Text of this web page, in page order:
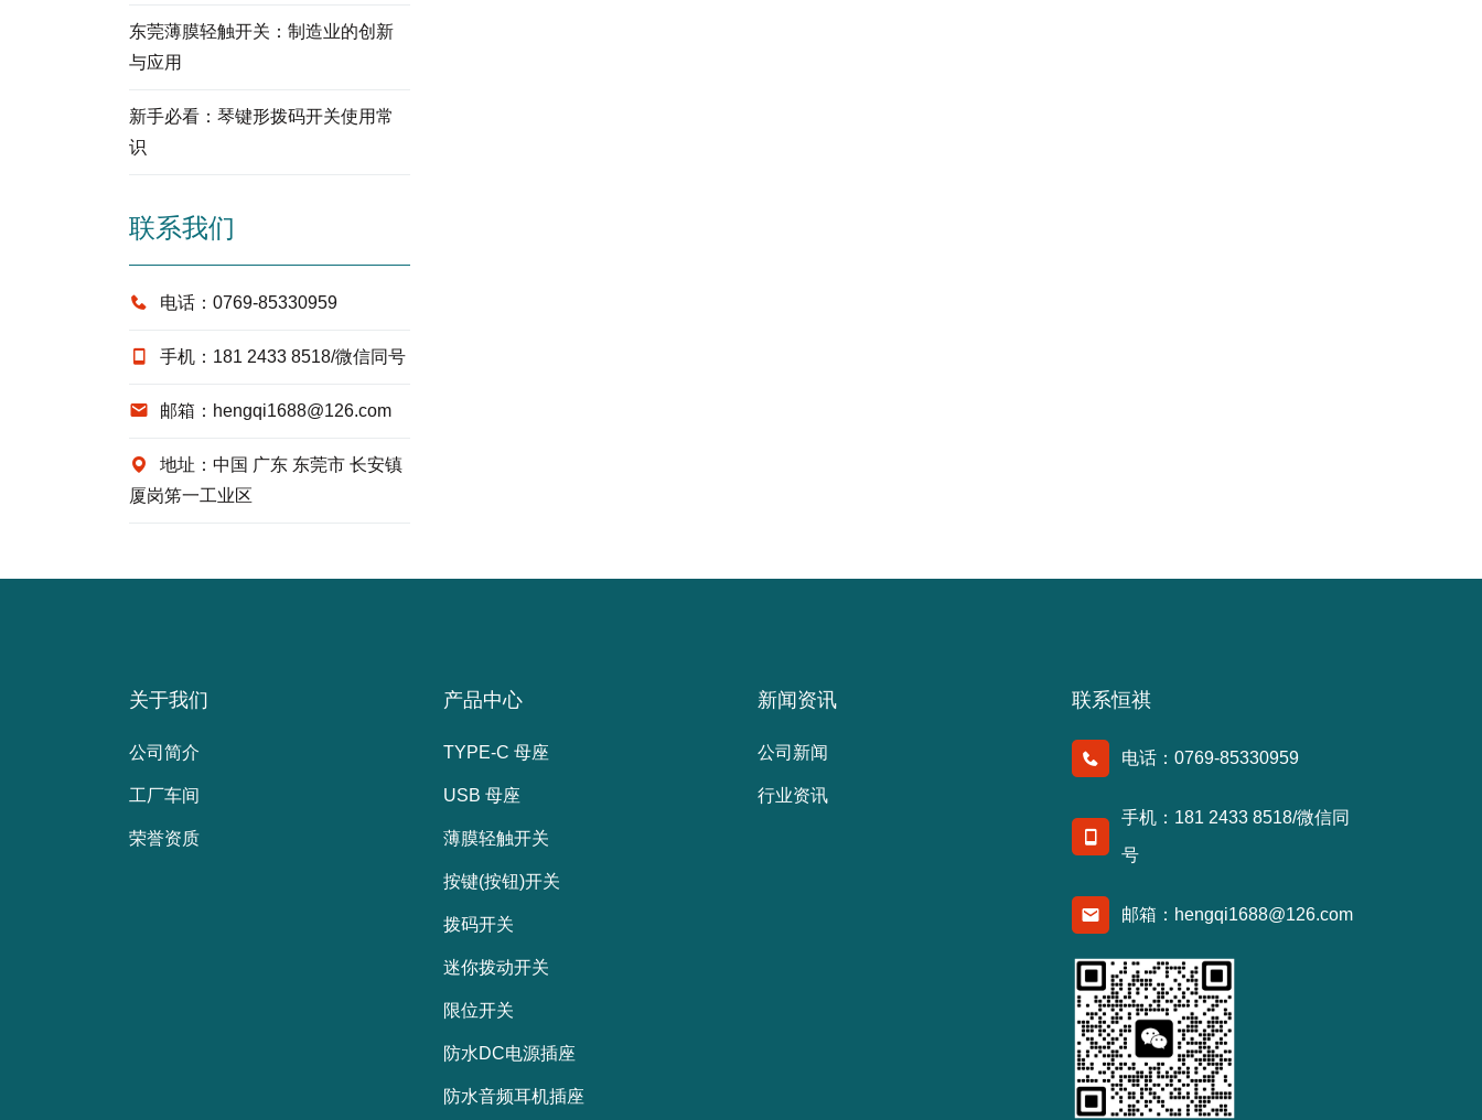
东莞薄膜轻触开关：制造业的创新
与应用
新手必看：琴键形拨码开关使用常
识
联系我们
电话：0769-85330959
手机：181 2433 8518/微信同号
邮箱：hengqi1688@126.com
地址：中国 广东 东莞市 长安镇
厦岗笫一工业区
关于我们
公司简介
工厂车间
荣誉资质
产品中心
TYPE-C 母座
USB 母座
薄膜轻触开关
按键(按钮)开关
拨码开关
迷你拨动开关
限位开关
防水DC电源插座
防水音频耳机插座
新闻资讯
公司新闻
行业资讯
联系恒祺
电话：0769-85330959
手机：181 2433 8518/微信同
号
邮箱：hengqi1688@126.com